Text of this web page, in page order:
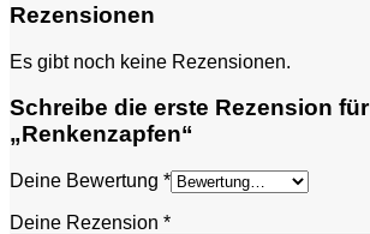
Rezensionen
Es gibt noch keine Rezensionen.
Schreibe die erste Rezension für
„Renkenzapfen“
Deine Bewertung *
Deine Rezension *